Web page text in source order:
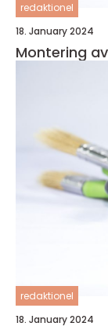
redaktionel
18. January 2024
Montering
redaktionel
18. January 2024